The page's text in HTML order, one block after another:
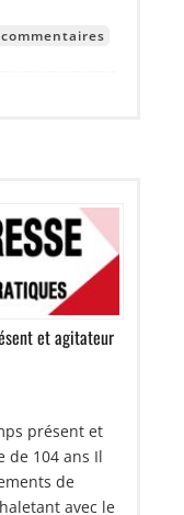
et agitateur
présent et
de 104 ans Il
de
avec le